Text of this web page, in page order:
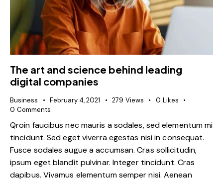
The art and science behind leading
digital companies
Business February 4, 2021 279 Views 0 Likes
0 Comments
Qroin faucibus nec mauris a sodales, sed elementum mi
tincidunt. Sed eget viverra egestas nisi in consequat.
Fusce sodales augue a accumsan. Cras sollicitudin,
ipsum eget blandit pulvinar. Integer tincidunt. Cras
dapibus. Vivamus elementum semper nisi. Aenean